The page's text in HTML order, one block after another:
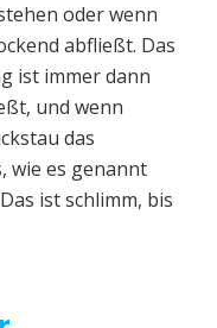
oder wenn
abfließt. Das
ist immer dann
und wenn
das
wie es genannt
ist schlimm, bis